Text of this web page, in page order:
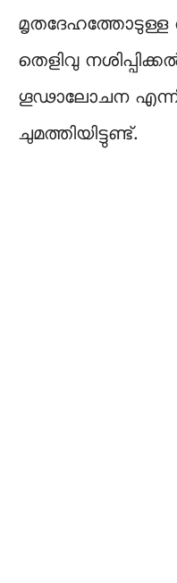
തെളിവു
ഗൂഢാലോചന എന്നീ
ചുമത്തിയിട്ടുണ്ട്.